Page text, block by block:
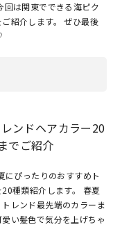
回は関東でできる海ピク
紹介します。 ぜひ最後
ンドヘアカラー20
でご紹介
にぴったりのおすすめト
種類紹介します。 春夏
レンド最先端のカラーま
い髪色で気分を上げちゃ